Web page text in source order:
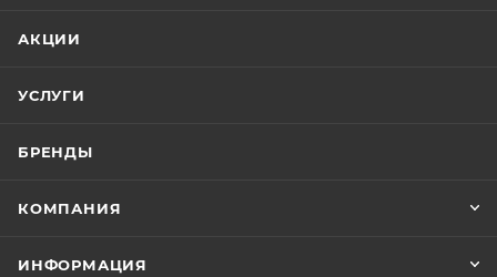
АКЦИИ
УСЛУГИ
БРЕНДЫ
КОМПАНИЯ
ИНФОРМАЦИЯ